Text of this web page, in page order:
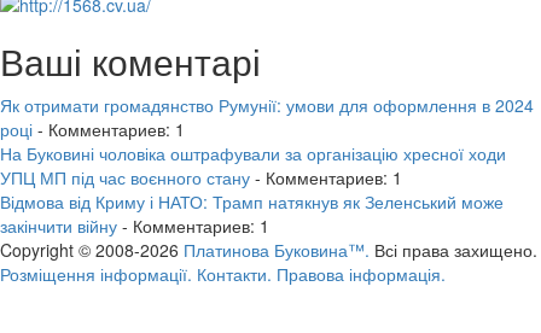
Ваші коментарі
Як отримати громадянство Румунії: умови для оформлення в 2024
році - Комментариев: 1
На Буковині чоловіка оштрафували за організацію хресної ходи
УПЦ МП під час воєнного стану - Комментариев: 1
Відмова від Криму і НАТО: Трамп натякнув як Зеленський може
закінчити війну - Комментариев: 1
Copyright © 2008-2026 Платинова Буковина™. Всі права захищено.
Розміщення інформації. Контакти. Правова інформація.